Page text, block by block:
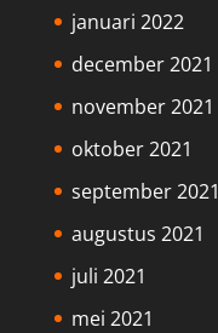
januari 2022
december 2021
november 2021
oktober 2021
september 2021
augustus 2021
juli 2021
mei 2021